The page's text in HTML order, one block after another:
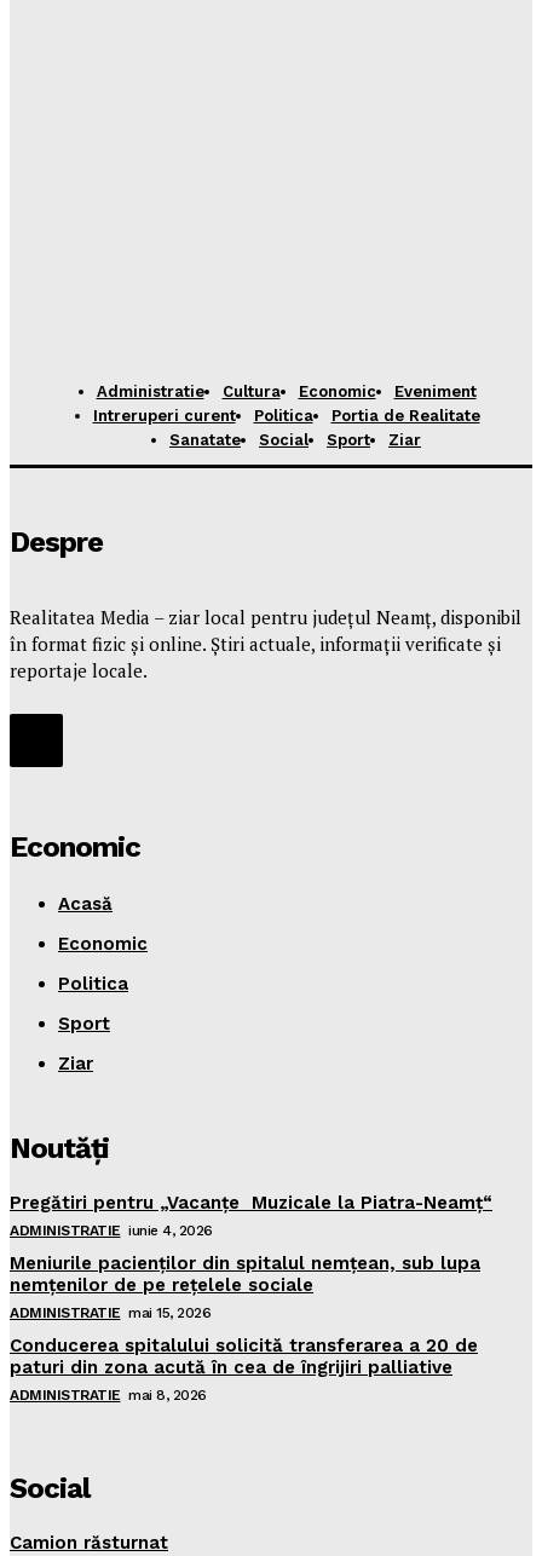
Administratie Cultura Economic
Eveniment
Intreruperi curent
Politica
Portia de Realitate
Sanatate
Social Sport Ziar
Despre
Realitatea Media – ziar local pentru județul Neamț, disponibil
în format fizic și online. Știri actuale, informații verificate și
reportaje locale.
Economic
Acasă
Economic
Politica
Sport
Ziar
Noutăţi
Pregătiri pentru „Vacanţe Muzicale la Piatra-Neamţ“
ADMINISTRATIE iunie 4, 2026
Meniurile pacienţilor din spitalul nemţean, sub lupa
nemţenilor de pe reţelele sociale
ADMINISTRATIE mai 15, 2026
Conducerea spitalului solicită transferarea a 20 de
paturi din zona acută în cea de îngrijiri palliative
ADMINISTRATIE mai 8, 2026
Social
Camion răsturnat